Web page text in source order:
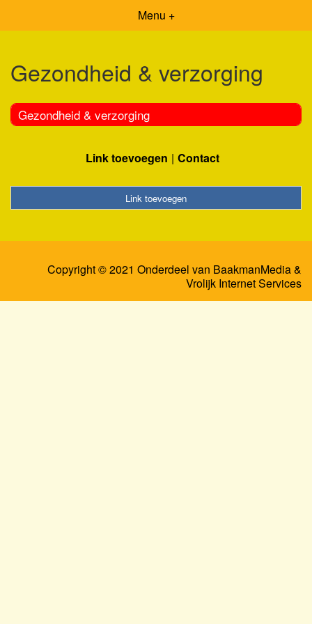
Menu +
Gezondheid & verzorging
Gezondheid & verzorging
Link toevoegen Contact
Link toevoegen
Copyright © 2021 Onderdeel van BaakmanMedia&
Vrolijk Internet Services